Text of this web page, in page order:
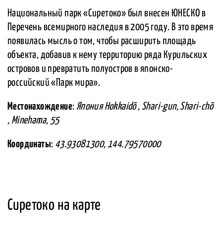
Национальный парк «Сиретоко» был внесен ЮНЕСКО в
Перечень всемирного наследия в 2005 году. В это время
появилась мысль о том, чтобы расширить площадь
объекта, добавив к нему территорию ряда Курильских
островов и превратить полуостров в японско-
российский «Парк мира».
Местонахождение: Япония Hokkaidō , Shari-gun, Shari-chō
, Minehama, 55
Координаты: 43.93081300, 144.79570000
Сиретоко на карте